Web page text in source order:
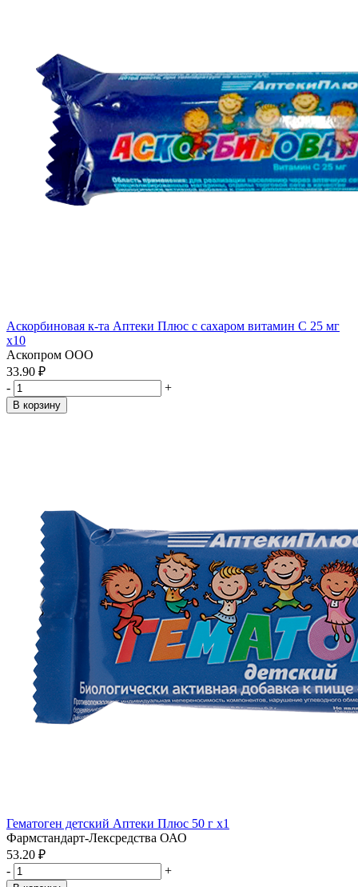
Аскорбиновая к-та Аптеки Плюс с сахаром витамин С 25 мг
x10
Аскопром ООО
33.90 ₽
-
+
В корзину
Гематоген детский Аптеки Плюс 50 г x1
Фармстандарт-Лексредства ОАО
53.20 ₽
-
+